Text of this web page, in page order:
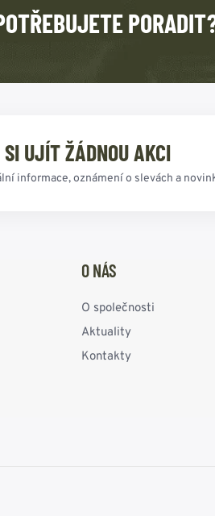
SI UJÍT ŽÁDNOU AKCI
informace, oznámení o slevách a
O NÁS
O společnosti
Aktuality
Kontakty